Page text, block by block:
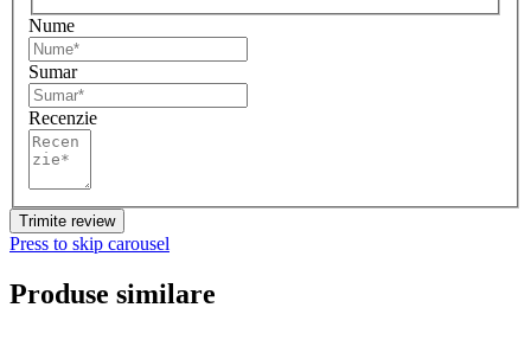
Nume
Sumar
Recenzie
Trimite review
Press to skip carousel
Produse similare